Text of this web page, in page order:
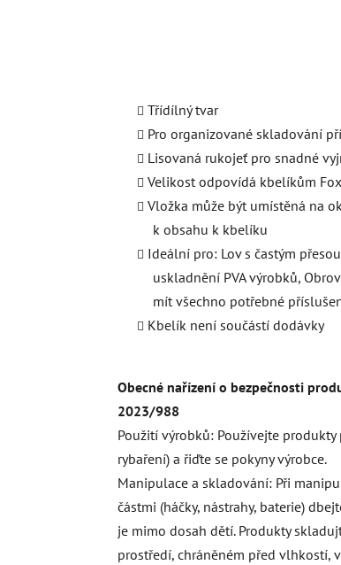
Třídílný tvar
Pro organizované skladování
Lisovaná rukojeť pro snadné
Velikost odpovídá kbelíkům
Vložka může být umístěná na
k obsahu k kbelíku
Ideální pro: Lov s častým
uskladnění PVA výrobků,
mít všechno potřebné
Kbelík není součástí dodávky
Obecné nařízení o bezpečnosti
2023/988
Použití výrobků: Používejte
rybaření) a řiďte se pokyny výrobce.
Manipulace a skladování: Při
částmi (háčky, nástrahy, baterie)
je mimo dosah dětí. Produkty
prostředí, chráněném před vlhkostí,